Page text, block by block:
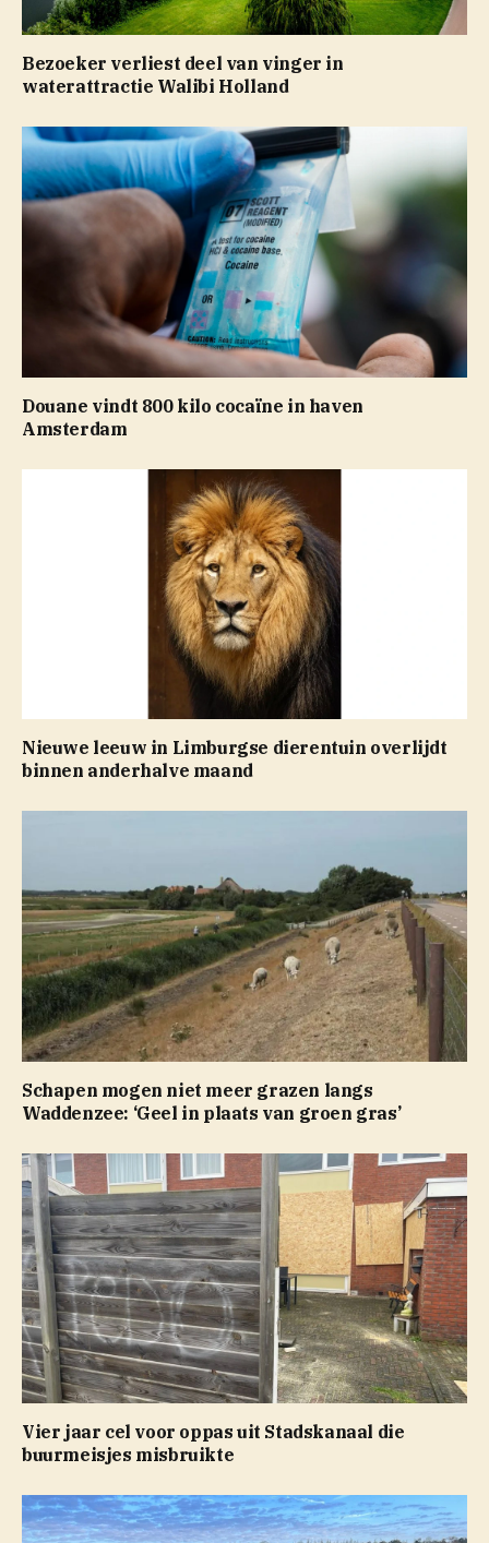
Bezoeker verliest deel van vinger in
waterattractie Walibi Holland
Douane vindt 800 kilo cocaïne in haven
Amsterdam
Nieuwe leeuw in Limburgse dierentuin overlijdt
binnen anderhalve maand
Schapen mogen niet meer grazen langs
Waddenzee: ‘Geel in plaats van groen gras’
Vier jaar cel voor oppas uit Stadskanaal die
buurmeisjes misbruikte